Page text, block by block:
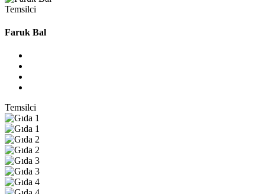
Temsilci
Faruk Bal
Temsilci